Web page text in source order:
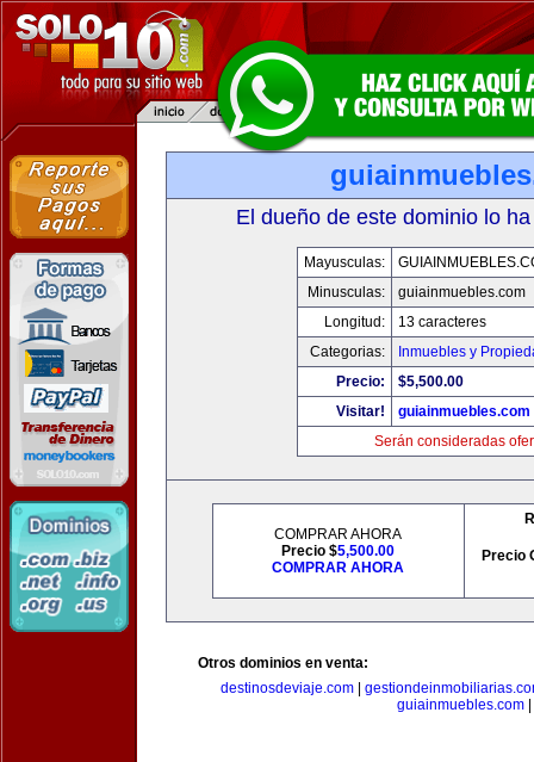
El dueño de este dominio lo
Mayusculas:
Minusculas:
guiainmuebles.com
Longitud:
13 caracteres
Categorias:
Inmuebles y
Precio:
$5,500.00
Visitar!
guiainmuebles.com
Serán consideradas
COMPRAR AHORA
Precio $5,500.00
COMPRAR AHORA
Precio
Otros dominios en venta:
destinosdeviaje.com|
guiainmuebles.com|